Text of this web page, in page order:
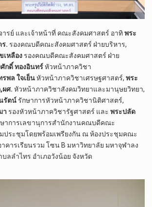
รย์ และเจ้าหน้าที่ คณะสังคมศาสตร์ อาทิพระ
. รองคณบดีคณะสังคมศาสตร์ ฝ่ายบริหาร,
เหลือง รองคณบดีคณะสังคมศาสตร์ ฝ่าย
กดิ์ ทองอินทร์หัวหน้าภาควิชา
พล ใจเย็นหัวหน้าภาควิชาเศรษฐศาสตร์, พระ
ผศ. หัวหน้าภาควิชาสังคมวิทยาและมานุษยวิทยา,
รัตน์ รักษาการหัวหน้าภาควิชานิติศาสตร์,
า รองหัวหน้าภาควิชารัฐศาสตร์ และ พระปลัด
าการเลขานุการสำนักงานคณบดีคณะ
ประชุมโดยพร้อมเพรียงกัน ณ ห้องประชุมคณะ
คารเรียนรวม โซน B มหาวิทยาลัย มหาจุฬาลง
ลลำไทร อำเภอวังน้อย จังหวัด